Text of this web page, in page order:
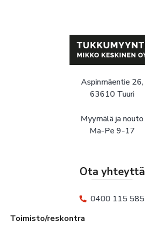
Aspinmäentie 26,
63610 Tuuri
Myymälä ja nouto
Ma-Pe 9-17
Ota yhteyttä
0400 115 585
Toimisto/reskontra